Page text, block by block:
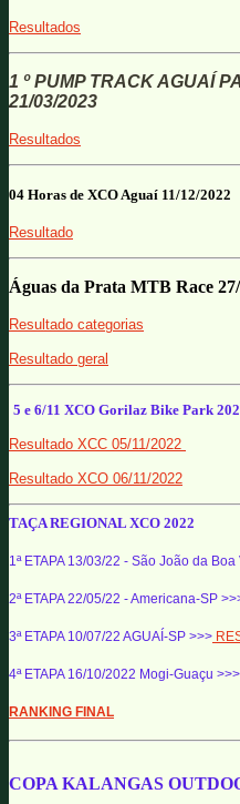
Resultados
1 º PUMP TRACK AGUAÍ
21/03/2023
Resultados
04 Horas de XCO Aguaí 11/12/2022
Resultado
Águas da Prata MTB Race
Resultado categorias
Resultado geral
5 e 6/11 XCO Gorilaz Bike Park
Resultado XCC 05/11/2022
Resultado XCO 06/11/2022
TAÇA REGIONAL XCO 2022
1ª ETAPA 13/03/22 - São João da
2ª ETAPA 22/05/22 - Americana-SP
3ª ETAPA 10/07/22 AGUAÍ-SP >>>
4ª ETAPA 16/10/2022 Mogi-Guaçu >>>
RANKING FINAL
COPA KALANGAS